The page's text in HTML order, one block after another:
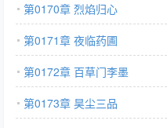
第0170章 烈焰归心
第0171章 夜临药圃
第0172章 百草门李墨
第0173章 昊尘三品